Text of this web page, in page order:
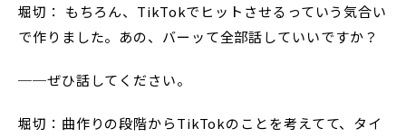
堀切： もちろん、TikTokでヒットさせるっていう気合い
で作りました。あの、バーッて全部話していいですか？
──ぜひ話してください。
堀切：曲作りの段階からTikTokのことを考えてて、タイ